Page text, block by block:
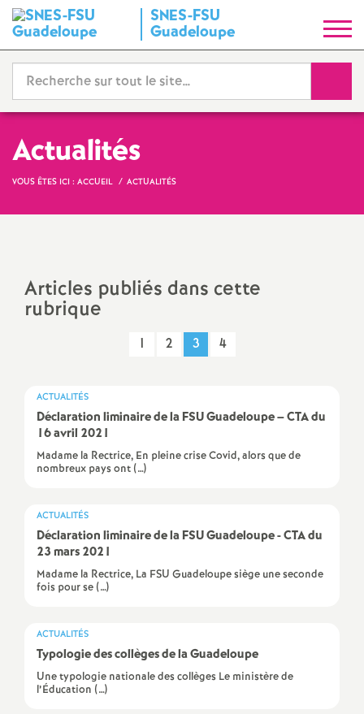
SNES-FSU
Guadeloupe
y
n
t
o
n
d
Actualités
VOUS ÊTES ICI : ACCUEIL ACTUALITÉS
Articles publiés dans cette
rubrique
1 2 3 4
ACTUALITÉS
Déclaration liminaire de la FSU Guadeloupe – CTA du
16 avril 2021
Madame la Rectrice, En pleine crise Covid, alors que de
nombreux pays ont (…)
ACTUALITÉS
Déclaration liminaire de la FSU Guadeloupe - CTA du
23 mars 2021
Madame la Rectrice, La FSU Guadeloupe siège une seconde
fois pour se (…)
ACTUALITÉS
Typologie des collèges de la Guadeloupe
Une typologie nationale des collèges Le ministère de
l’Éducation (…)